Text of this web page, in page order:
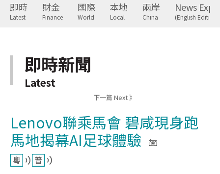
即時
Latest
財金
Finance
國際
World
本地
Local
兩岸
China
News
(English Edition)
即時新聞
Latest
下一篇 Next 》
Lenovo聯乘馬會 碧咸現身跑
馬地揭幕AI足球體驗